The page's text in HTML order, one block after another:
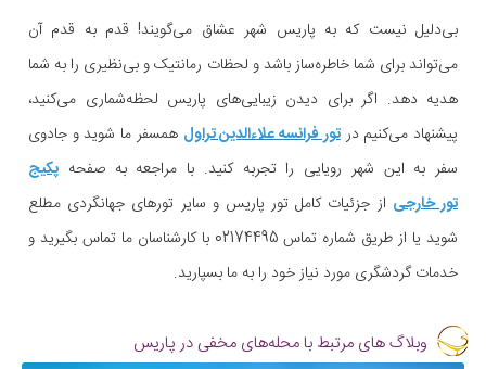
بی‌دلیل نیست که به پاریس شهر عشاق می‌گویند! قدم به قدم آن
می‌تواند برای شما خاطره‌ساز باشد و لحظات رمانتیک و بی‌نظیری را به شما
هدیه دهد. اگر برای دیدن زیبایی‌های پاریس لحظه‌شماری می‌کنید،
پیشنهاد می‌کنیم درتور فرانسه علاءالدین تراول همسفر ما شوید و جادوی
سفر به این شهر رویایی را تجربه کنید. با مراجعه به صفحه پکیج
تور خارجی از جزئیات کامل تور پاریس و سایر تورهای جهانگردی مطلع
شوید یا از طریق شماره تماس 02174495 با کارشناسان ما تماس بگیرید و
خدمات گردشگری مورد نیاز خود را به ما بسپارید.
وبلاگ های مرتبط با محله‌های مخفی در پاریس